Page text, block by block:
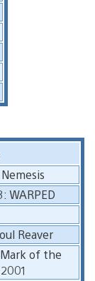
WARPED
Reaver
Mark of the